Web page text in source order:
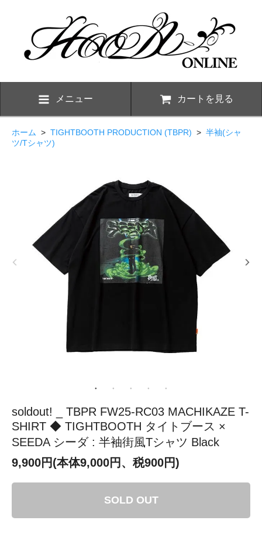
メニュー カートを見る
ホーム > TIGHTBOOTH PRODUCTION (TBPR) > 半袖(シャ
ツ/Tシャツ)
soldout! _ TBPR FW25-RC03 MACHIKAZE T-
SHIRT ◆ TIGHTBOOTH タイトブース ×
SEEDA シーダ : 半袖街風Tシャツ Black
9,900円(本体9,000円、税900円)
SOLD OUT